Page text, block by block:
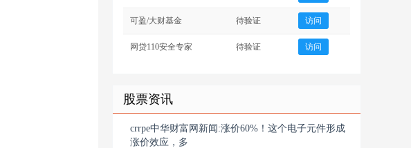
可盈/大财基金 待验证 访问
网贷110安全专家 待验证 访问
股票资讯
crrpe中华财富网新闻:涨价60%！这个电子元件形成
涨价效应，多